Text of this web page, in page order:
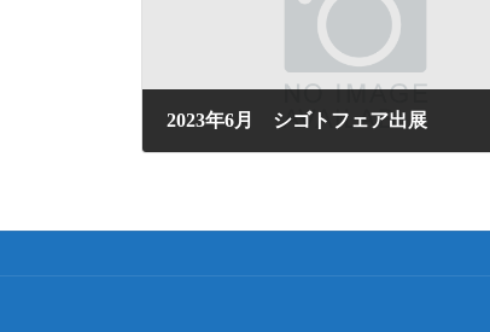
2023年6月 シゴトフェア出展